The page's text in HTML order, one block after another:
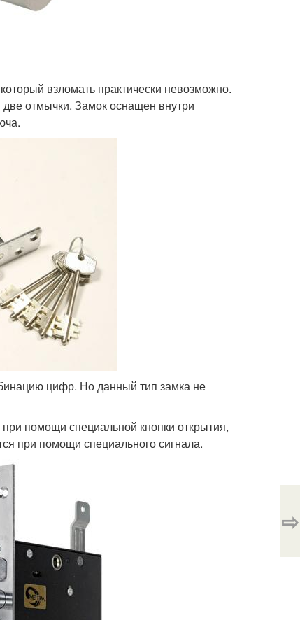
взломать практически невозможно.
две отмычки. Замок оснащен внутри
цифр. Но данный тип замка не
помощи специальной кнопки открытия,
при помощи специального сигнала.
⇨